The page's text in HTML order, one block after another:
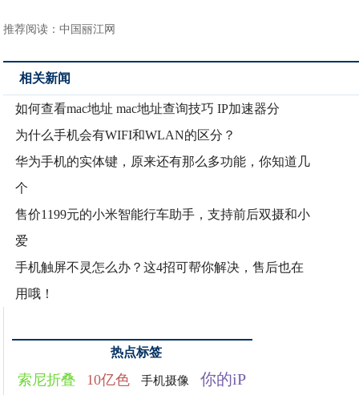
推荐阅读：中国丽江网
相关新闻
如何查看mac地址 mac地址查询技巧 IP加速器分
为什么手机会有WIFI和WLAN的区分？
华为手机的实体键，原来还有那么多功能，你知道几
个
售价1199元的小米智能行车助手，支持前后双摄和小
爱
手机触屏不灵怎么办？这4招可帮你解决，售后也在
用哦！
热点标签
索尼折叠 10亿色 手机摄像 你的iP